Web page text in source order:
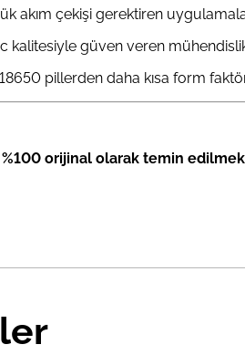
akım çekişi gerektiren
kalitesiyle güven veren
pillerden daha kısa form
orijinal olarak temin